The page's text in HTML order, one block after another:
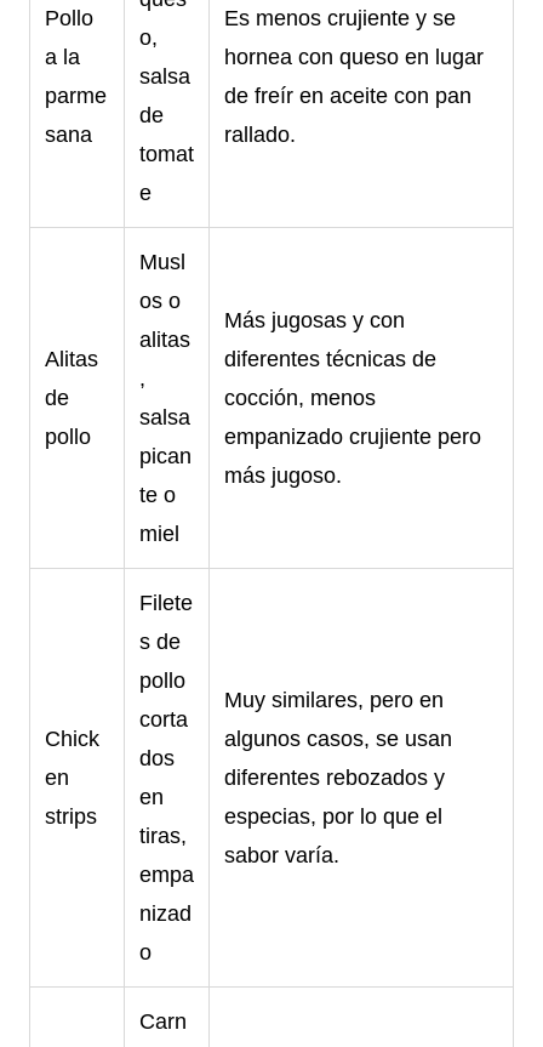
Pollo
a la
parme
sana
o,
salsa
de
tomat
e
Es menos crujiente y se
hornea con queso en lugar
de freír en aceite con pan
rallado.
Alitas
de
pollo
Musl
os o
alitas
,
salsa
pican
te o
miel
Más jugosas y con
diferentes técnicas de
cocción, menos
empanizado crujiente pero
más jugoso.
Chick
en
strips
Filete
s de
pollo
corta
dos
en
tiras,
empa
nizad
o
Muy similares, pero en
algunos casos, se usan
diferentes rebozados y
especias, por lo que el
sabor varía.
Carn